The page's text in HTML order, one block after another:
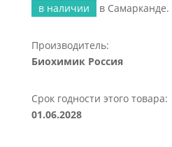
в наличии
в Самарканде.
Производитель:
Биохимик Россия
Срок годности этого товара:
01.06.2028